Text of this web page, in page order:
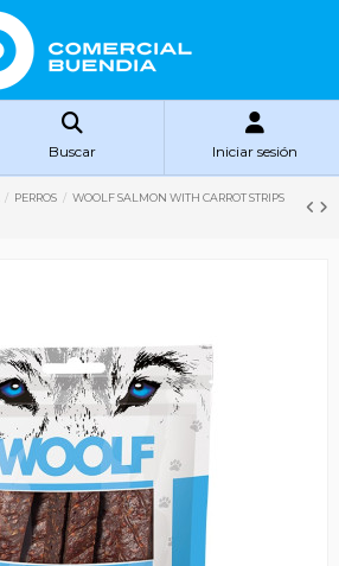
Buscar Iniciar sesión
PERROS
WOOLF SALMON WITH CARROT STRIPS